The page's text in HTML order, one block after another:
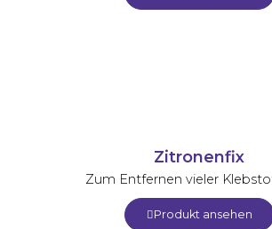
Zitronenfix
Zum Entfernen vieler
Produkt ansehen